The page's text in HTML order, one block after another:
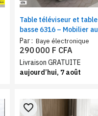
Table téléviseur et table
basse 6316 – Mobilier au
design raffiné, couleur
noire
Par : Baye électronique
290 000 F CFA
Livraison GRATUITE
aujourd’hui, 7 août
favorite_border